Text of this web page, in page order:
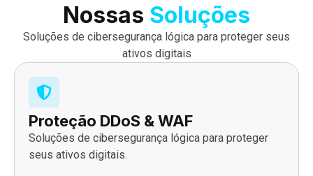
Nossas Soluções
Soluções de cibersegurança lógica para proteger seus
ativos digitais
Proteção DDoS & WAF
Soluções de cibersegurança lógica para proteger
seus ativos digitais.